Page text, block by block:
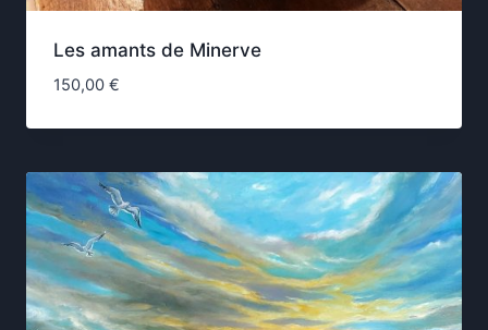
Les amants de Minerve
150,00 €